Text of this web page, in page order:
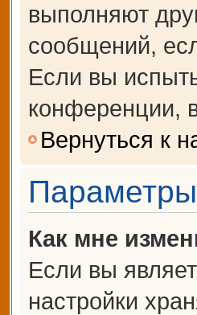
выполняют
сообщений,
Если вы
конференции,
Вернуться к
Параметры
Как мне
Если вы
настройки